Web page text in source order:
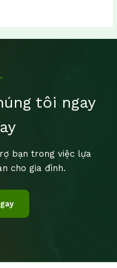
tôi ngay
bạn trong việc lựa
cho gia đình.